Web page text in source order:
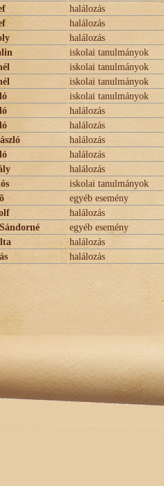
halálozás
halálozás
halálozás
iskolai tanulmányok
iskolai tanulmányok
iskolai tanulmányok
iskolai tanulmányok
halálozás
halálozás
halálozás
halálozás
halálozás
iskolai tanulmányok
egyéb esemény
halálozás
egyéb esemény
halálozás
halálozás